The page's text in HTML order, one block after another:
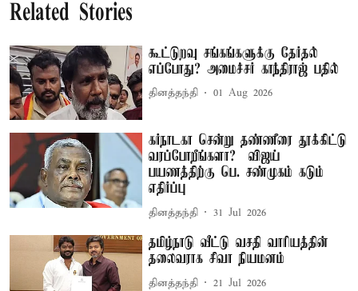
Related Stories
கூட்டுறவு சங்கங்களுக்கு தேர்தல்
எப்போது? அமைச்சர் காந்திராஜ் பதில்
தினத்தந்தி 01 Aug 2026
கர்நாடகா சென்று தண்ணீரை தூக்கிட்டு
வரப்போறீங்களா? – விஜய்
பயணத்திற்கு பெ. சண்முகம் கடும்
எதிர்ப்பு
தினத்தந்தி 31 Jul 2026
தமிழ்நாடு வீட்டு வசதி வாரியத்தின்
தலைவராக சிவா நியமனம்
தினத்தந்தி 21 Jul 2026